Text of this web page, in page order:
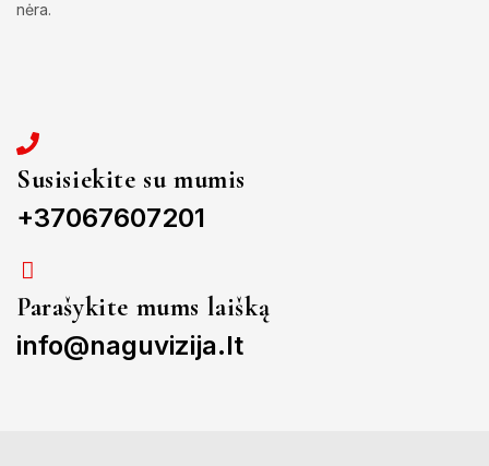
nėra.
Susisiekite su mumis
+37067607201
Parašykite mums laišką
info@naguvizija.lt